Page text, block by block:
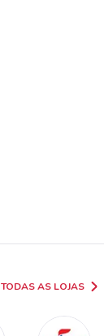
TODAS AS LOJAS